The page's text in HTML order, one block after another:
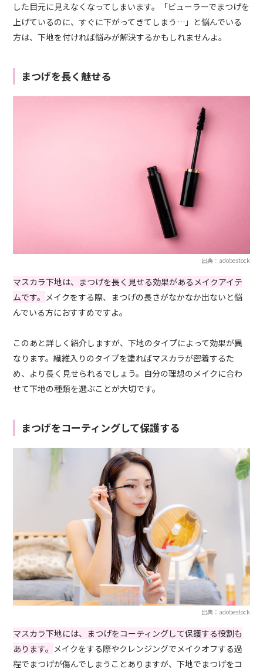
した目元に見えなくなってしまいます。「ビューラーでまつげを
上げているのに、すぐに下がってきてしまう…」と悩んでいる
方は、下地を付ければ悩みが解決するかもしれませんよ。
まつげを長く魅せる
出典：adobestock
マスカラ下地は、まつげを長く見せる効果があるメイクアイテ
ムです。 メイクをする際、まつげの長さがなかなか出ないと悩
んでいる方におすすめですよ。
このあと詳しく紹介しますが、下地のタイプによって効果が異
なります。繊維入りのタイプを塗ればマスカラが密着するた
め、より長く見せられるでしょう。自分の理想のメイクに合わ
せて下地の種類を選ぶことが大切です。
まつげをコーティングして保護する
出典：adobestock
マスカラ下地には、まつげをコーティングして保護する役割も
あります。 メイクをする際やクレンジングでメイクオフする過
程でまつげが傷んでしまう こと ありますが、下地でまつげをコ